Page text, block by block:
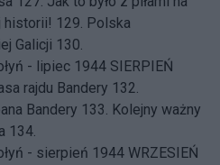
historii! 129. Polska
Galicji 130.
- lipiec 1944 SIERPIEŃ
rajdu Bandery 132.
Bandery 133. Kolejny ważny
134.
- sierpień 1944 WRZESIEŃ